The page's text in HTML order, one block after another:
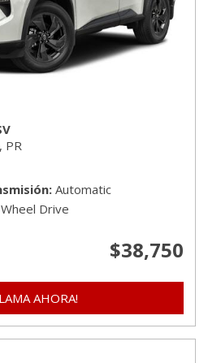
PR
Automatic
Drive
$38,750
AHORA!